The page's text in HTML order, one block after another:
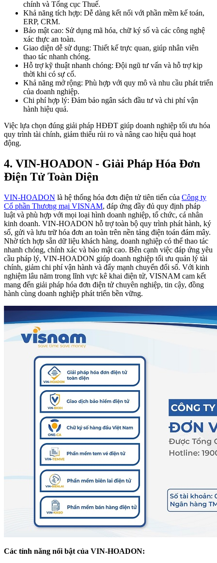
chính và Tổng cục Thuế.
Khả năng tích hợp: Dễ dàng kết nối với phần mềm kế toán,
ERP, CRM.
Bảo mật cao: Sử dụng mã hóa, chữ ký số và các công nghệ
xác thực an toàn.
Giao diện dễ sử dụng: Thiết kế trực quan, giúp nhân viên
thao tác nhanh chóng.
Hỗ trợ kỹ thuật nhanh chóng: Đội ngũ tư vấn và hỗ trợ kịp
thời khi có sự cố.
Khả năng mở rộng: Phù hợp với quy mô và nhu cầu phát triển
của doanh nghiệp.
Chi phí hợp lý: Đảm bảo ngân sách đầu tư và chi phí vận
hành hiệu quả.
Việc lựa chọn đúng giải pháp HĐĐT giúp doanh nghiệp tối ưu hóa
quy trình tài chính, giảm thiểu rủi ro và nâng cao hiệu quả hoạt
động.
4. VIN-HOADON - Giải Pháp Hóa Đơn
Điện Tử Toàn Diện
VIN-HOADON là hệ thống hóa đơn điện tử tiên tiến của Công ty
Cổ phần Thương mại VISNAM, đáp ứng đầy đủ quy định pháp
luật và phù hợp với mọi loại hình doanh nghiệp, tổ chức, cá nhân
kinh doanh. VIN-HOADON hỗ trợ toàn bộ quy trình phát hành, ký
số, gửi và lưu trữ hóa đơn an toàn trên nền tảng điện toán đám mây.
Nhờ tích hợp sẵn dữ liệu khách hàng, doanh nghiệp có thể thao tác
nhanh chóng, chính xác và bảo mật cao. Bên cạnh việc đáp ứng yêu
cầu pháp lý, VIN-HOADON giúp doanh nghiệp tối ưu quản lý tài
chính, giảm chi phí vận hành và đẩy mạnh chuyển đổi số. Với kinh
nghiệm lâu năm trong lĩnh vực kê khai điện tử, VISNAM cam kết
mang đến giải pháp hóa đơn điện tử chuyên nghiệp, tin cậy, đồng
hành cùng doanh nghiệp phát triển bền vững.
Các tính năng nổi bật của VIN-HOADON: